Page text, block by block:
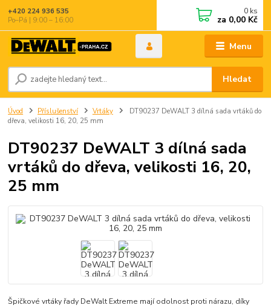
Menu
Hledat
+420 224 936 535
Po–Pá | 9:00 – 16:00
0 ks
za 0,00 Kč
Úvod Příslušenství Vrtáky
DT90237 DeWALT 3 dílná sada vrtáků do
dřeva, velikosti 16, 20, 25 mm
DT90237 DeWALT 3 dílná sada
vrtáků do dřeva, velikosti 16, 20,
25 mm
Špičkové vrtáky řady DeWalt Extreme mají odolnost proti nárazu, díky